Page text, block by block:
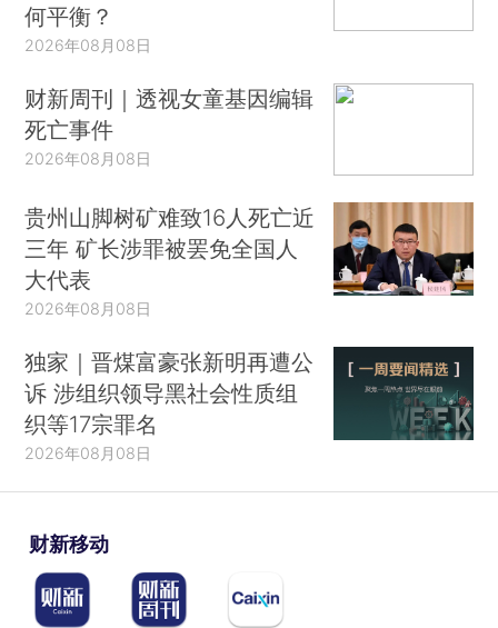
何平衡？
2026年08月08日
财新周刊｜透视女童基因编辑
死亡事件
2026年08月08日
贵州山脚树矿难致16人死亡近
三年 矿长涉罪被罢免全国人
大代表
2026年08月08日
独家｜晋煤富豪张新明再遭公
诉 涉组织领导黑社会性质组
织等17宗罪名
2026年08月08日
财新移动